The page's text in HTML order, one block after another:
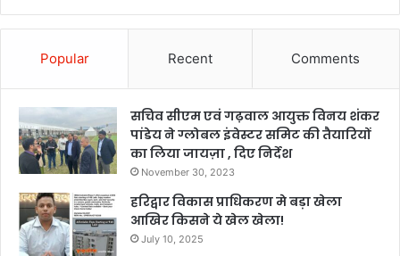
Popular Recent Comments
सचिव सीएम एवं गढ़वाल आयुक्त विनय शंकर
पांडेय ने ग्लोबल इंवेस्टर समिट की तैयारियों
का लिया जायज़ा , दिए निर्देश
November 30, 2023
हरिद्वार विकास प्राधिकरण मे बड़ा खेला
आखिर किसने ये खेल खेला!
July 10, 2025